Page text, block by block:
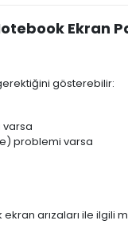
Ekran
gösterebilir:
varsa
problemi varsa
ekran arızaları ile